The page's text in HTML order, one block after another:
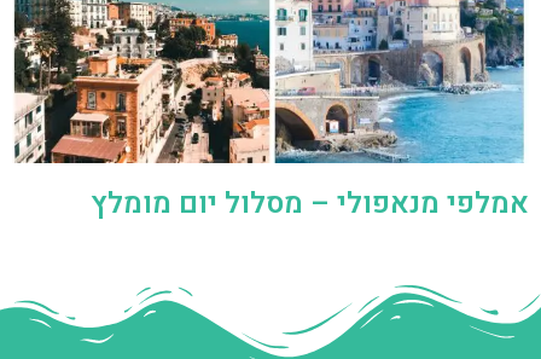
אמלפי מנאפולי – מסלול יום מומלץ